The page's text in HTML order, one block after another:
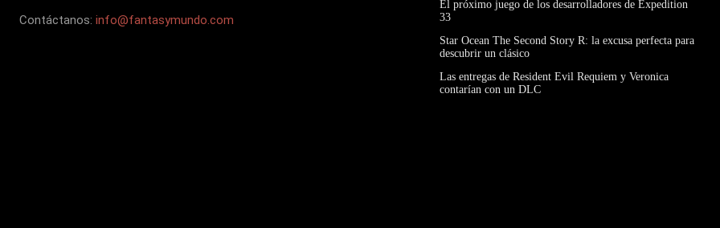
Contáctanos: info@fantasymundo.com
El próximo juego de los desarrolladores de Expedition
33
Star Ocean The Second Story R: la excusa perfecta para
descubrir un clásico
Las entregas de Resident Evil Requiem y Veronica
contarían con un DLC